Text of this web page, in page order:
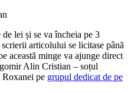
lei și se va încheia pe 3
articolului se licitase până
această minge va ajunge direct
Alin Cristian – soțul
Roxanei pe grupul dedicat de pe